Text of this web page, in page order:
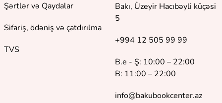
Şərtlər və Qaydalar
Sifariş, ödəniş və çatdırılma
TVS
Bakı, Üzeyir Hacıbəyli küçəsi
5
+994 12 505 99 99
B.e - Ş: 10:00 – 22:00
B: 11:00 – 22:00
info@bakubookcenter.az